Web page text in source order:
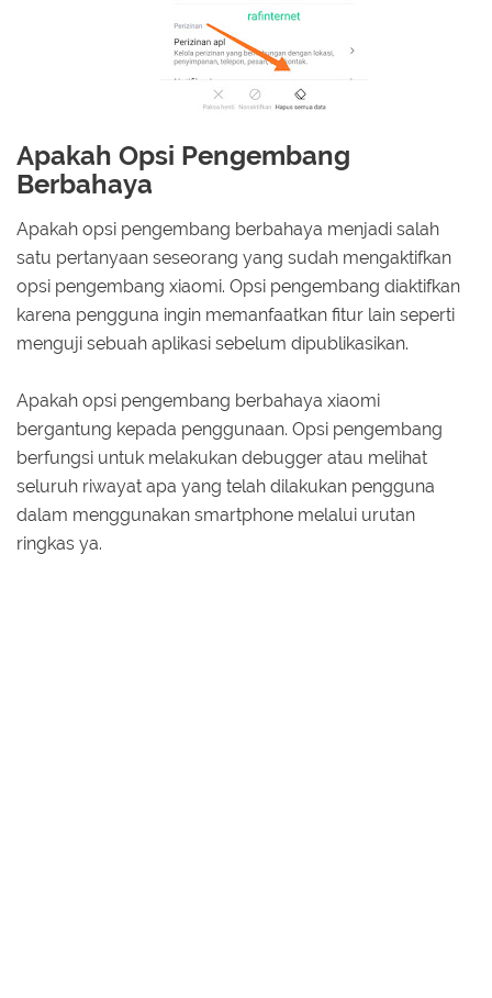
Apakah Opsi Pengembang
Berbahaya
Apakah opsi pengembang berbahaya menjadi salah
satu pertanyaan seseorang yang sudah mengaktifkan
opsi pengembang xiaomi. Opsi pengembang diaktifkan
karena pengguna ingin memanfaatkan fitur lain seperti
menguji sebuah aplikasi sebelum dipublikasikan.
Apakah opsi pengembang berbahaya xiaomi
bergantung kepada penggunaan. Opsi pengembang
berfungsi untuk melakukan debugger atau melihat
seluruh riwayat apa yang telah dilakukan pengguna
dalam menggunakan smartphone melalui urutan
ringkas ya.